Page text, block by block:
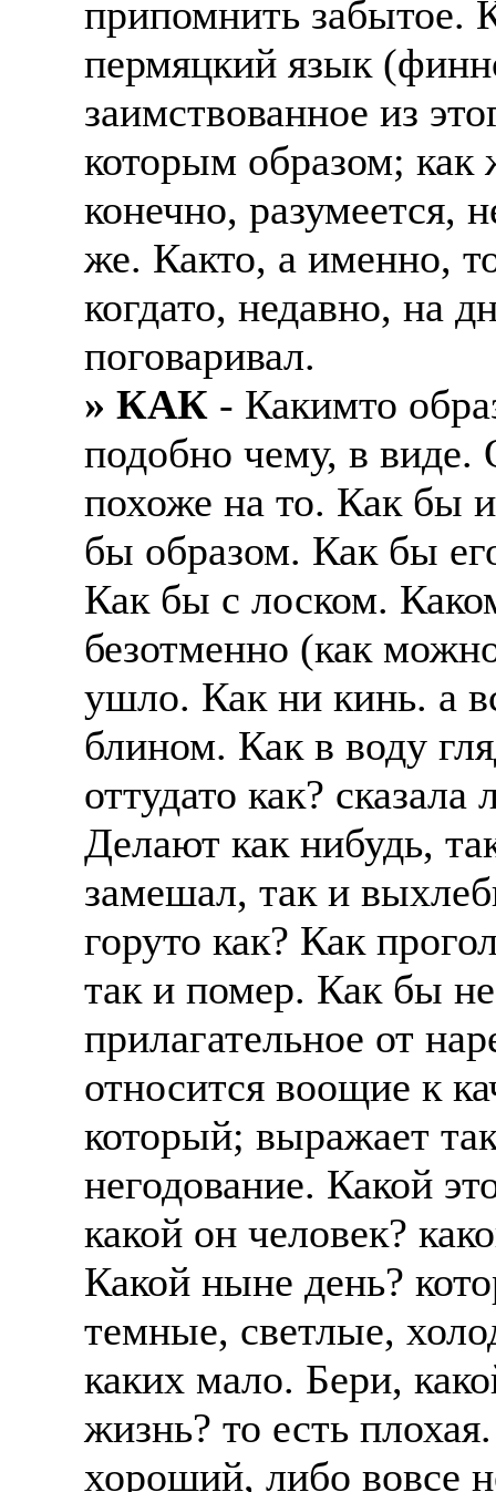
припомнить забытое.
пермяцкий язык
заимствованное из
которым образом; как
конечно, разумеется,
же. Както, а именно,
когдато, недавно, на
поговаривал.
» КАК - Какимто
подобно чему, в виде.
похоже на то. Как бы
бы образом. Как бы
Как бы с лоском.
безотменно (как
ушло. Как ни кинь. а
блином. Как в воду
оттудато как?
Делают как нибудь,
замешал, так и
горуто как? Как
так и помер. Как бы
прилагательное от
относится воощие к
который; выражает
негодование. Какой
какой он человек?
Какой ныне день?
темные, светлые,
каких мало. Бери,
жизнь? то есть
хороший, либо вовсе